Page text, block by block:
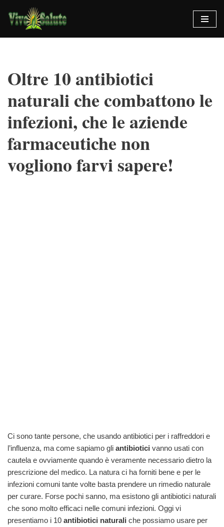
Vai
al
Oltre 10 antibiotici
naturali che combattono le
infezioni, che le aziende
farmaceutiche non
vogliono farvi sapere!
Ci sono tante persone, che usando antibiotici per i raffreddori e
l’influenza, ma come sapiamo gli antibiotici vanno usati con
cautela e ovviamente quando è veramente necessario dietro la
prescrizione del medico. La natura ci ha forniti bene e per le
infezioni comuni tante volte basta prendere un rimedio naturale
per curare. Forse pochi sanno, ma esistono gli antibiotici naturali
che sono molto efficaci nelle comuni infezioni. Oggi vi
presentiamo i 10 antibiotici naturali che possiamo usare per